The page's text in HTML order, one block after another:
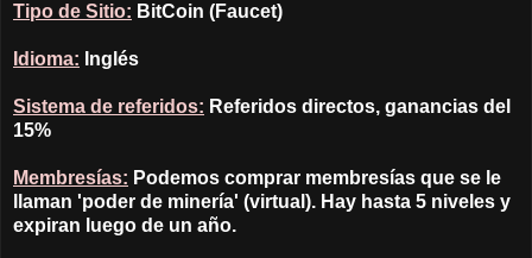
Tipo de Sitio: BitCoin (Faucet)
Idioma: Inglés
Sistema de referidos: Referidos directos, ganancias del
15%
Membresías: Podemos comprar membresías que se le
llaman 'poder de minería' (virtual). Hay hasta 5 niveles y
expiran luego de un año.